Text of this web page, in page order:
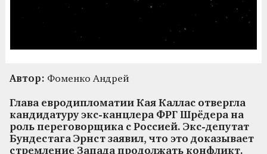
Автор: Фоменко Андрей
Глава евродипломатии Кая Каллас отвергла
кандидатуру экс-канцлера ФРГ Шрёдера на
роль переговорщика с Россией. Экс-депутат
Бундестага Эрнст заявил, что это доказывает
стремление Запада продолжать конфликт.